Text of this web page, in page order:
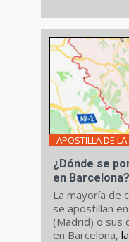
APOSTILLA DE
¿Dónde se
en Barcelona?
La mayoría de
se apostillan
(Madrid) o sus
en Barcelona,